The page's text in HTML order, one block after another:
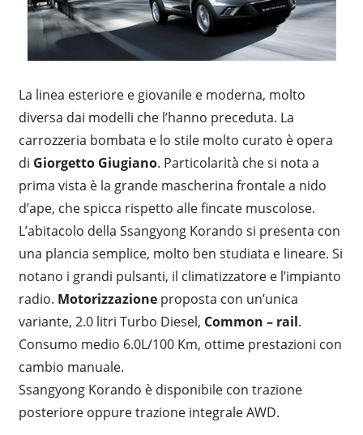
La linea esteriore e giovanile e moderna, molto
diversa dai modelli che l’hanno preceduta. La
carrozzeria bombata e lo stile molto curato è opera
di Giorgetto Giugiano. Particolarità che si nota a
prima vista è la grande mascherina frontale a nido
d’ape, che spicca rispetto alle fincate muscolose.
L’abitacolo della Ssangyong Korando si presenta con
una plancia semplice, molto ben studiata e lineare. Si
notano i grandi pulsanti, il climatizzatore e l’impianto
radio. Motorizzazione proposta con un’unica
variante, 2.0 litri Turbo Diesel, Common – rail.
Consumo medio 6.0L/100 Km, ottime prestazioni con
cambio manuale.
Ssangyong Korando è disponibile con trazione
posteriore oppure trazione integrale AWD.